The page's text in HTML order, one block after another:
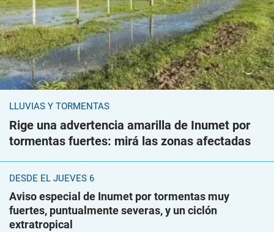
LLUVIAS Y TORMENTAS
Rige una advertencia amarilla de Inumet por
tormentas fuertes: mirá las zonas afectadas
DESDE EL JUEVES 6
Aviso especial de Inumet por tormentas muy
fuertes, puntualmente severas, y un ciclón
extratropical